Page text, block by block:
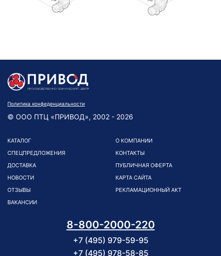
Политика конфеденциальности
© ООО ПТЦ «ПРИВОД», 2002 - 2026
КАТАЛОГ
СПЕЦПРЕДЛОЖЕНИЯ
ДОСТАВКА
НОВОСТИ
ОТЗЫВЫ
ВАКАНСИИ
О КОМПАНИИ
КОНТАКТЫ
ПУБЛИЧНАЯ ОФЕРТА
КАРТА САЙТА
РЕКЛАМАЦИОННЫЙ АКТ
8-800-2000-220
+7 (495) 979-59-95
+7 (495) 978-58-85